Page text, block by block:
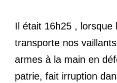
Il était 16h25 , lorsque
transporte nos
armes à la main en
patrie, fait irruption